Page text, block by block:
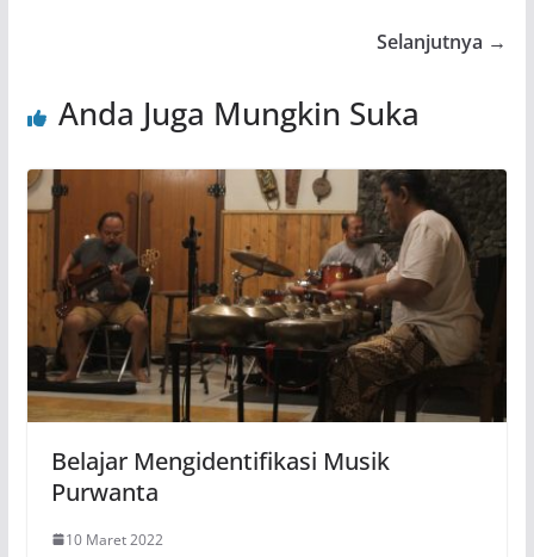
Selanjutnya →
Anda Juga Mungkin Suka
Belajar Mengidentifikasi Musik
Purwanta
10 Maret 2022